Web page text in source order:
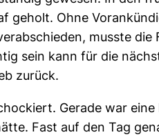
geholt. Ohne
musste die
sein kann für die
zurück.
Gerade war
Fast auf den Tag